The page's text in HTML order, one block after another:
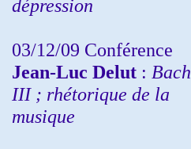
dépression
03/12/09 Conférence
Jean-Luc Delut : Bach
III ; rhétorique de la
musique